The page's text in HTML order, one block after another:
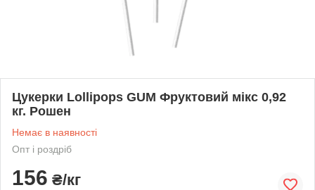
Цукерки Lollipops GUM Фруктовий мікс 0,92
кг. Рошен
Немає в наявності
Опт і роздріб
156 ₴/кг